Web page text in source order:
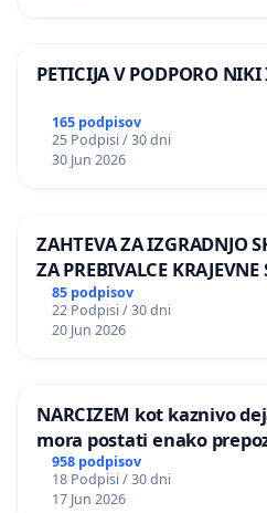
PETICIJA V PODPORO
165 podpisov
25 Podpisi / 30 dni
30 Jun 2026
ZAHTEVA ZA IZGRADNJO
ZA PREBIVALCE
PRESTRANEK
85 podpisov
22 Podpisi / 30 dni
20 Jun 2026
NARCIZEM kot kaznivo
mora postati enako
nasilje
958 podpisov
18 Podpisi / 30 dni
17 Jun 2026